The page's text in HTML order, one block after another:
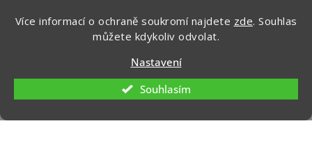
Více informací o ochraně soukromí najdete zde. Souhlas
můžete kdykoliv odvolat.
Nastavení
Souhlasím